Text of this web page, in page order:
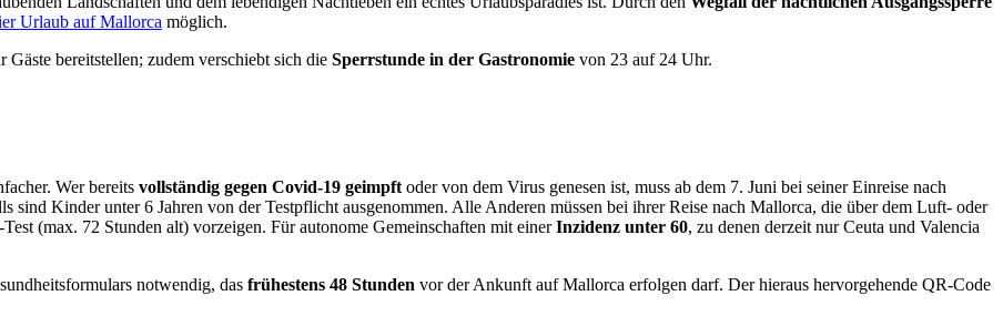
Urlaub auf Mallorca möglich.
Gäste bereitstellen; zudem verschiebt sich die Sperrstunde in der Gastronomie von 23 auf 24 Uhr.
Wer bereits vollständig gegen Covid-19 geimpft oder von dem Virus genesen ist, muss ab dem 7. Juni bei seiner Einreise nach
sind Kinder unter 6 Jahren von der Testpflicht ausgenommen. Alle Anderen müssen bei ihrer Reise nach Mallorca, die über dem Luft- oder
(max. 72 Stunden alt) vorzeigen. Für autonome Gemeinschaften mit einerInzidenz unter 60, zu denen derzeit nur Ceuta und Valencia
notwendig, das frühestens 48 Stunden vor der Ankunft auf Mallorca erfolgen darf. Der hieraus hervorgehende QR-Code